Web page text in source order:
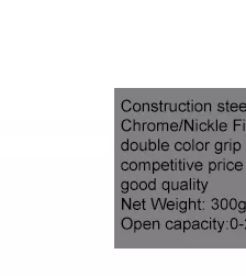
新款加长款9寸多功能剥线尖嘴
丝钳老虎钳